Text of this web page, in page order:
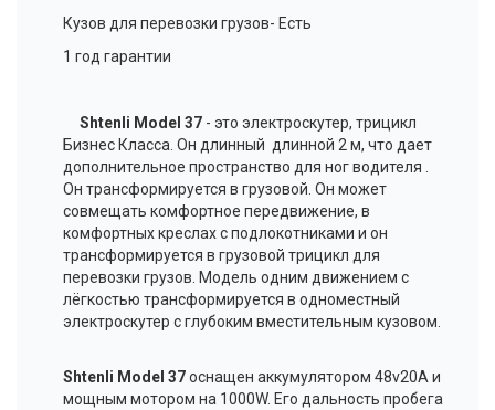
Кузов для перевозки грузов- Есть
1 год гарантии
Shtenli Model 37 - это электроскутер, трицикл
Бизнес Класса. Он длинный длинной 2 м, что дает
дополнительное пространство для ног водителя .
Он трансформируется в грузовой. Он может
совмещать комфортное передвижение, в
комфортных креслах с подлокотниками и он
трансформируется в грузовой трицикл для
перевозки грузов. Модель одним движением с
лёгкостью трансформируется в одноместный
электроскутер с глубоким вместительным кузовом.
Shtenli Model 37оснащен аккумулятором 48v20А и
мощным мотором на 1000W. Его дальность пробега